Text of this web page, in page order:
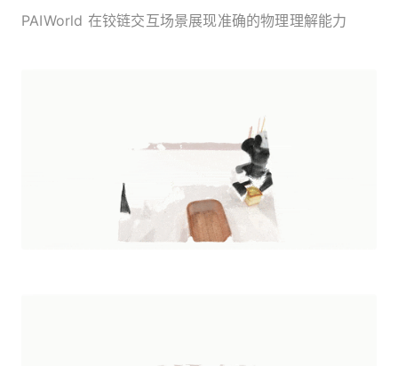
PAIWorld 在铰链交互场景展现准确的物理理解能力